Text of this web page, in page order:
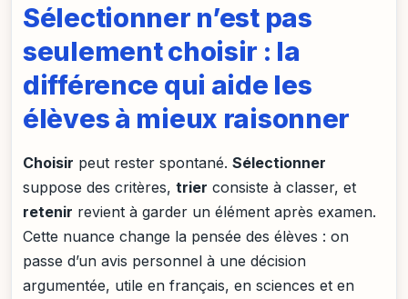
Sélectionner n’est pas
seulement choisir : la
différence qui aide les
élèves à mieux raisonner
Choisir peut rester spontané. Sélectionner
suppose des critères, trier consiste à classer, et
retenir revient à garder un élément après examen.
Cette nuance change la pensée des élèves : on
passe d’un avis personnel à une décision
argumentée, utile en français, en sciences et en